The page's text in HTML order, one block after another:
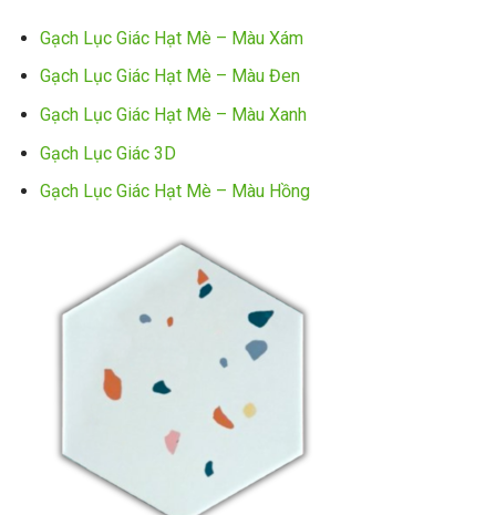
Gạch Lục Giác Hạt Mè – Màu Xám
Gạch Lục Giác Hạt Mè – Màu Đen
Gạch Lục Giác Hạt Mè – Màu Xanh
Gạch Lục Giác 3D
Gạch Lục Giác Hạt Mè – Màu Hồng